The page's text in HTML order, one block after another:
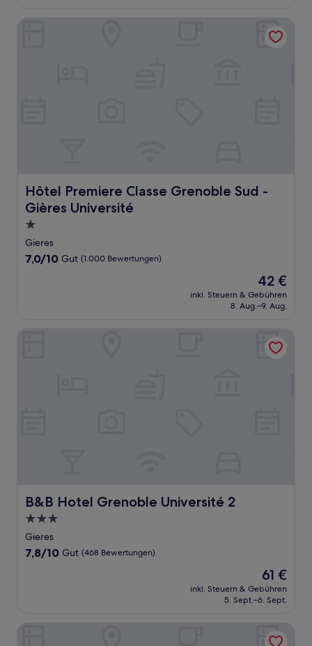
Hôtel Premiere Classe Grenoble Sud -
Gières Université
Hôtel Premiere Classe Grenoble Sud - Gières Université
1.0-
Stern-
Unterkunft
Gieres
7.0
7,0/10 Gut (1.000 Bewertungen)
Der
Preis
beträgt
42 €
inkl. Steuern & Gebühren
8. Aug.–9. Aug.
Hôtel Premiere Classe Grenoble Sud - Gières Université
B&B Hotel Grenoble Université 2
B&B Hotel Grenoble Université 2
3.0-
Sterne-
Unterkunft
Gieres
7.8
7,8/10 Gut (468 Bewertungen)
Der
Preis
beträgt
61 €
inkl. Steuern & Gebühren
5. Sept.–6. Sept.
Adagio Access Grenoble Université (Ouverture juin 2026)